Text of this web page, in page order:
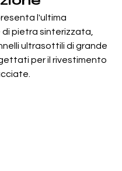
l'ultima
pietra sinterizzata,
ultrasottili di grande
per il rivestimento